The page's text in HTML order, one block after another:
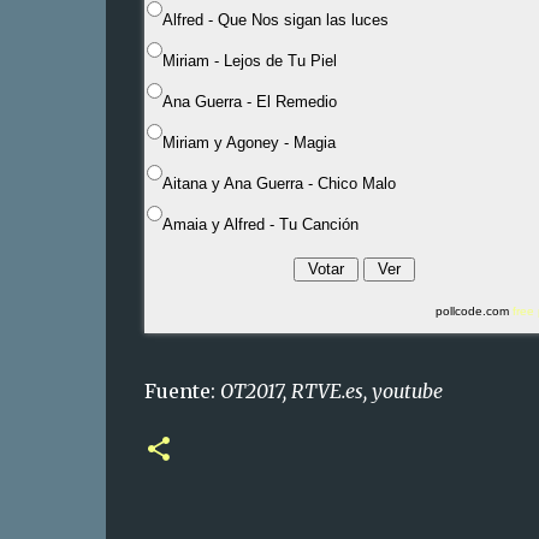
Alfred - Que Nos sigan las luces
Miriam - Lejos de Tu Piel
Ana Guerra - El Remedio
Miriam y Agoney - Magia
Aitana y Ana Guerra - Chico Malo
Amaia y Alfred - Tu Canción
pollcode.com free
Fuente: OT2017, RTVE.es, youtube